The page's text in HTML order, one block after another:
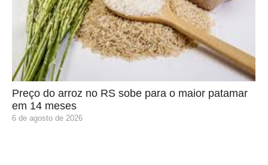
Preço do arroz no RS sobe para o maior patamar
em 14 meses
6 de agosto de 2026